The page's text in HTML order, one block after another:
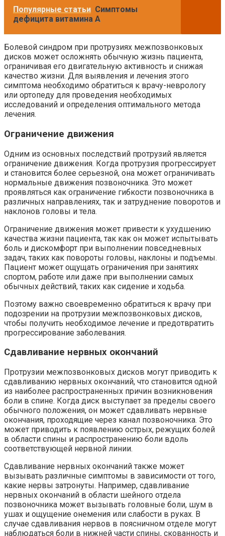
Популярные статьи Симптомы
дефицита витамина А
Болевой синдром при протрузиях межпозвонковых
дисков может осложнять обычную жизнь пациента,
ограничивая его двигательную активность и снижая
качество жизни. Для выявления и лечения этого
симптома необходимо обратиться к врачу-неврологу
или ортопеду для проведения необходимых
исследований и определения оптимального метода
лечения.
Ограничение движения
Одним из основных последствий протрузий является
ограничение движения. Когда протрузия прогрессирует
и становится более серьезной, она может ограничивать
нормальные движения позвоночника. Это может
проявляться как ограничение гибкости позвоночника в
различных направлениях, так и затруднение поворотов и
наклонов головы и тела.
Ограничение движения может привести к ухудшению
качества жизни пациента, так как он может испытывать
боль и дискомфорт при выполнении повседневных
задач, таких как повороты головы, наклоны и подъемы.
Пациент может ощущать ограничения при занятиях
спортом, работе или даже при выполнении самых
обычных действий, таких как сидение и ходьба.
Поэтому важно своевременно обратиться к врачу при
подозрении на протрузии межпозвонковых дисков,
чтобы получить необходимое лечение и предотвратить
прогрессирование заболевания.
Сдавливание нервных окончаний
Протрузии межпозвонковых дисков могут приводить к
сдавливанию нервных окончаний, что становится одной
из наиболее распространенных причин возникновения
боли в спине. Когда диск выступает за пределы своего
обычного положения, он может сдавливать нервные
окончания, проходящие через канал позвоночника. Это
может приводить к появлению острых, режущих болей
в области спины и распространению боли вдоль
соответствующей нервной линии.
Сдавливание нервных окончаний также может
вызывать различные симптомы в зависимости от того,
какие нервы затронуты. Например, сдавливание
нервных окончаний в области шейного отдела
позвоночника может вызывать головные боли, шум в
ушах и ощущение онемения или слабости в руках. В
случае сдавливания нервов в поясничном отделе могут
наблюдаться боли в нижней части спины, скованность и